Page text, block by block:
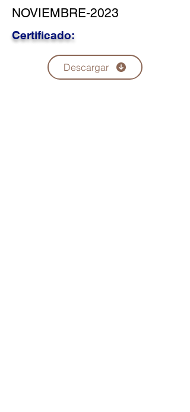
NOVIEMBRE-2023
Certificado:
Descargar